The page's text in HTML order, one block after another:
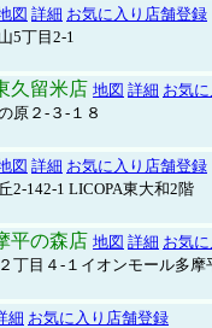
図 詳細 お気に入り店舗登録
5丁目2-1
久留米店 地図 詳細 お気
原２-３-１８
図 詳細 お気に入り店舗登録
2-142-1 LICOPA東大和2階
平の森店 地図 詳細 お気
丁目４-１イオンモール多摩
細 お気に入り店舗登録